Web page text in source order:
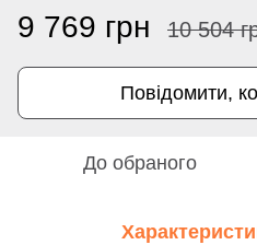
9 769 грн 10 504
Повідомити,
До обраного